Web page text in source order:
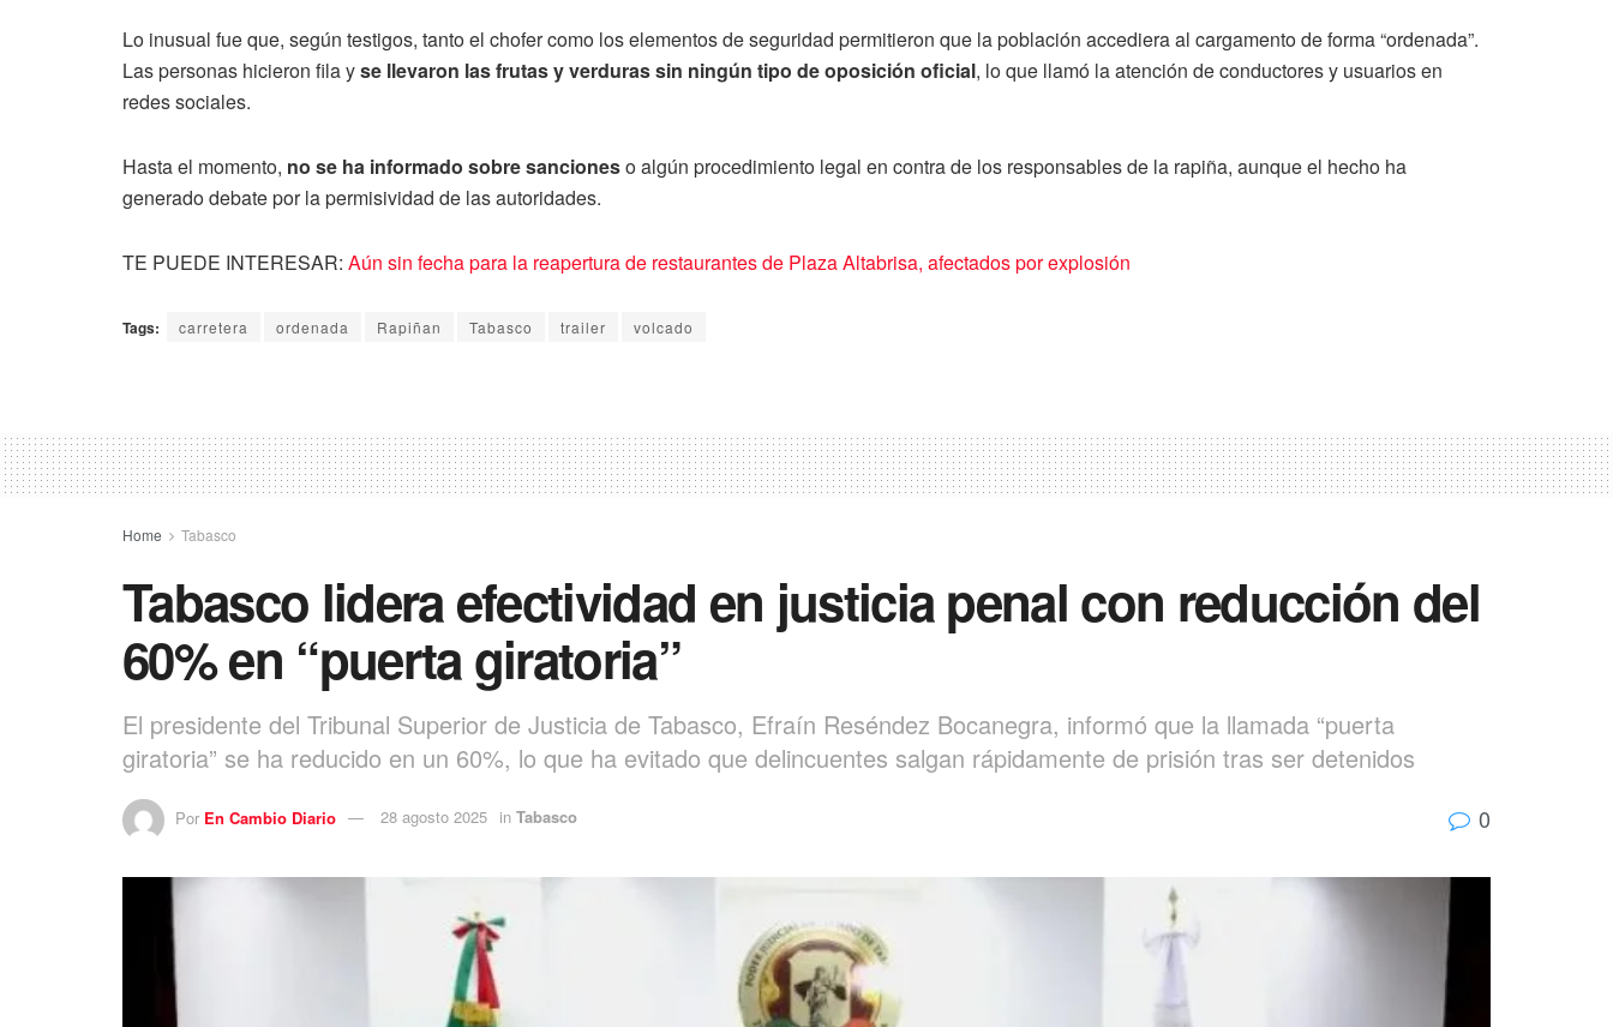
Lo inusual fue que, según testigos, tanto el chofer como los elementos de seguridad permitieron que la población accediera al cargamento de forma “ordenada”.
Las personas hicieron fila yse llevaron las frutas y verduras sin ningún tipo de oposición oficial, lo que llamó la atención de conductores y usuarios en
redes sociales.
Hasta el momento, no se ha informado sobre sancioneso algún procedimiento legal en contra de los responsables de la rapiña, aunque el hecho ha
generado debate por la permisividad de las autoridades.
TE PUEDE INTERESAR: Aún sin fecha para la reapertura de restaurantes de Plaza Altabrisa, afectados por explosión
Tags: carretera ordenada Rapiñan Tabasco trailer volcado
Home Tabasco
Tabasco lidera efectividad en justicia penal con reducción del
60% en “puerta giratoria”
El presidente del Tribunal Superior de Justicia de Tabasco, Efraín Reséndez Bocanegra, informó que la llamada “puerta
giratoria” se ha reducido en un 60%, lo que ha evitado que delincuentes salgan rápidamente de prisión tras ser detenidos
Por En Cambio Diario 28 agosto 2025 in Tabasco 0